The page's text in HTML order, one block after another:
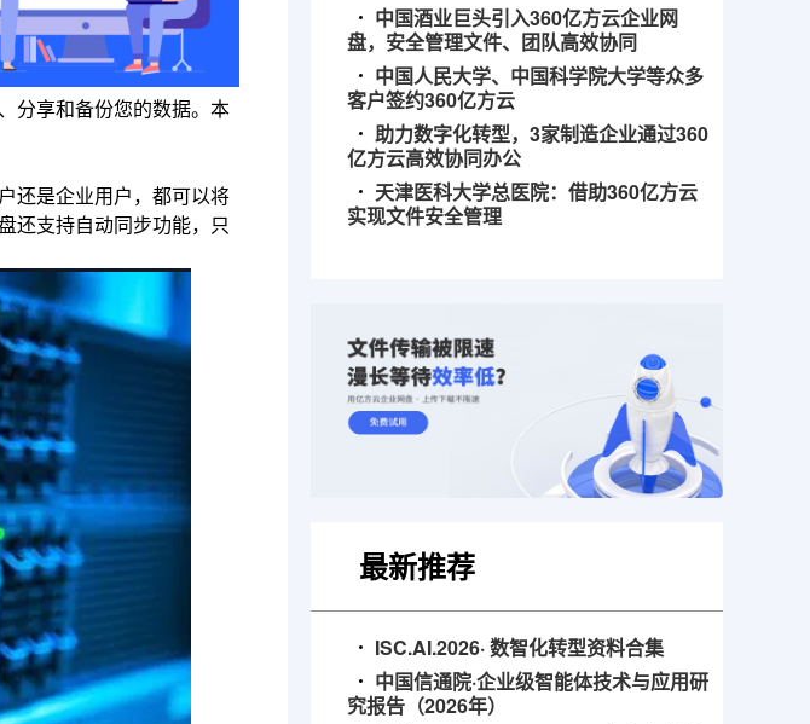
分享和备份您的数据。本
还是企业用户，都可以将
还支持自动同步功能，只
中国酒业巨头引入360亿方云企业网
盘，安全管理文件、团队高效协同
中国人民大学、中国科学院大学等众多
客户签约360亿方云
助力数字化转型，3家制造企业通过360
亿方云高效协同办公
天津医科大学总医院：借助360亿方云
实现文件安全管理
最新推荐
ISC.AI.2026· 数智化转型资料合集
中国信通院·企业级智能体技术与应用研
究报告（2026年）